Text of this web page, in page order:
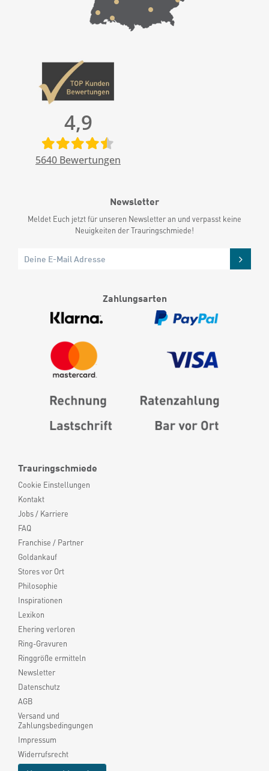
Trauringschmiede
Cookie Einstellungen
Kontakt
Jobs / Karriere
FAQ
Franchise / Partner
Goldankauf
Stores vor Ort
Philosophie
Inspirationen
Lexikon
Ehering verloren
Ring-Gravuren
Ringgröße ermitteln
Newsletter
Datenschutz
AGB
Versand und
Zahlungsbedingungen
Impressum
Widerrufsrecht
4,9
5640 Bewertungen
Newsletter
Meldet Euch jetzt für unseren Newsletter an und verpasst keine
Neuigkeiten der Trauringschmiede!
Zahlungsarten